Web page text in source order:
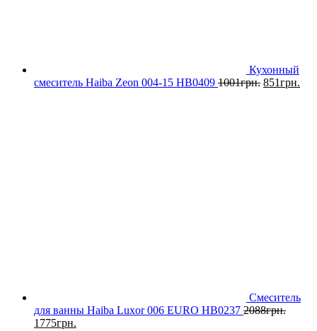
Кухонный
смеситель Haiba Zeon 004-15 HB0409 1001грн. 851грн.
Смеситель
для ванны Haiba Luxor 006 EURO HB0237 2088грн.
1775грн.